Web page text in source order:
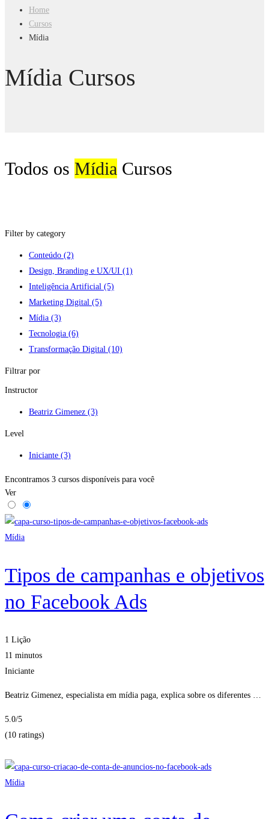
Home
Cursos
Mídia
Mídia Cursos
Todos os Mídia Cursos
Filter by category
Conteúdo (2)
Design, Branding e UX/UI (1)
Inteligência Artificial (5)
Marketing Digital (5)
Mídia (3)
Tecnologia (6)
Transformação Digital (10)
Filtrar por
Instructor
Beatriz Gimenez (3)
Level
Iniciante (3)
Encontramos 3 cursos disponíveis para você
Ver
Mídia
Tipos de campanhas e objetivos
no Facebook Ads
1 Lição
11 minutos
Iniciante
Beatriz Gimenez, especialista em mídia paga, explica sobre os diferentes …
5.0/5
(10 ratings)
Mídia